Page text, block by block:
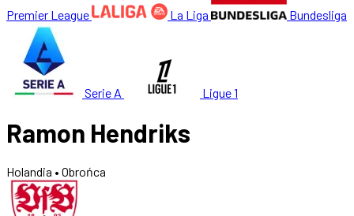
Premier League La Liga Bundesliga
Serie A Ligue 1
Ramon Hendriks
Holandia • Obrońca